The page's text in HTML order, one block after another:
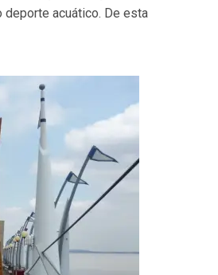
acuático. De esta